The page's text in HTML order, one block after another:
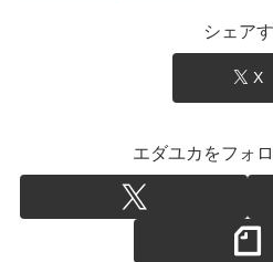
シェア
X
エダユカをフォ